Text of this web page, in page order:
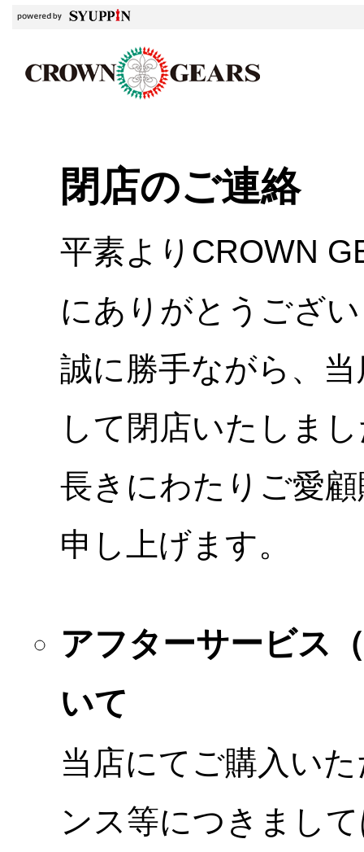
閉店のご連絡
平素よりCROWN
にありがとうござ
誠に勝手ながら、
して閉店いたしま
長きにわたりご愛
申し上げます。
アフターサービス
いて
当店にてご購入い
ンス等につきまし